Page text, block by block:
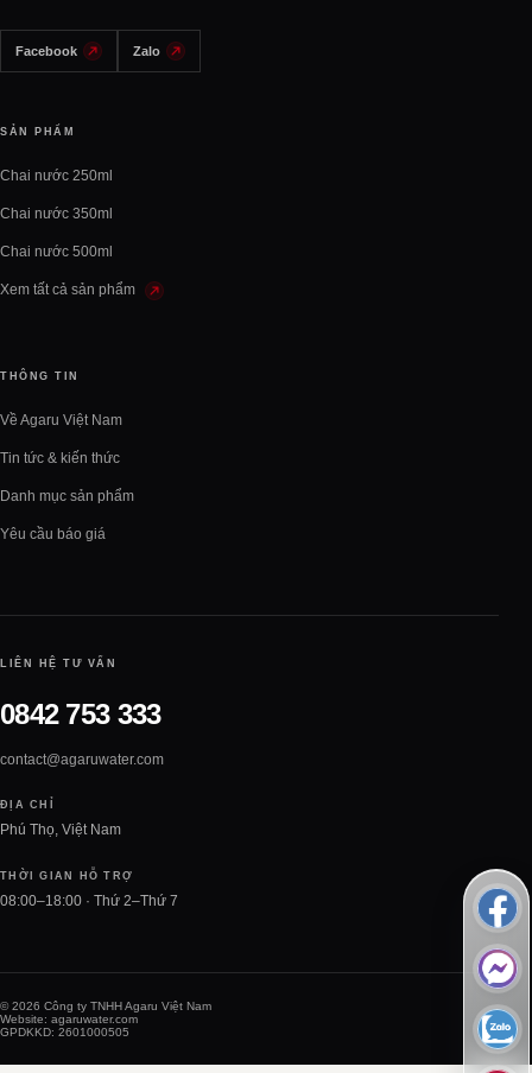
Facebook Zalo
SẢN PHẨM
Chai nước 250ml
Chai nước 350ml
Chai nước 500ml
Xem tất cả sản phẩm
THÔNG TIN
Về Agaru Việt Nam
Tin tức & kiến thức
Danh mục sản phẩm
Yêu cầu báo giá
LIÊN HỆ TƯ VẤN
0842 753 333
contact@agaruwater.com
ĐỊA CHỈ
Phú Thọ, Việt Nam
THỜI GIAN HỖ TRỢ
08:00–18:00 · Thứ 2–Thứ 7
© 2026 Công ty TNHH Agaru Việt Nam
Website: agaruwater.com
GPDKKD: 2601000505